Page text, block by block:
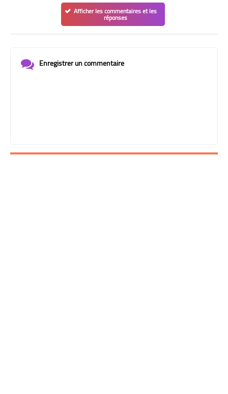
Afficher les commentaires et les
réponses
Enregistrer un commentaire